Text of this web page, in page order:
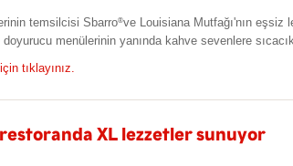
temsilcisi Sbarro®ve Louisiana Mutfağı'nın eşsiz
doyurucu menülerinin yanında kahve sevenlere
tıklayınız.
restoranda XL lezzetler sunuyor